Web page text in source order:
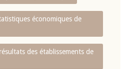
économiques de
des établissements de